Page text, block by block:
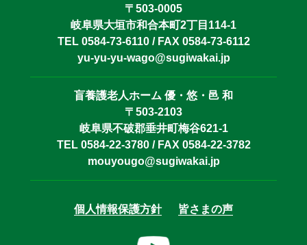
〒503-0005
岐阜県大垣市和合本町2丁目114-1
TEL 0584-73-6110 / FAX 0584-73-6112
yu-yu-yu-wago@sugiwakai.jp
盲養護老人ホーム 優・悠・邑 和
〒503-2103
岐阜県不破郡垂井町梅谷621-1
TEL 0584-22-3780 / FAX 0584-22-3782
mouyougo@sugiwakai.jp
個人情報保護方針 皆さまの声